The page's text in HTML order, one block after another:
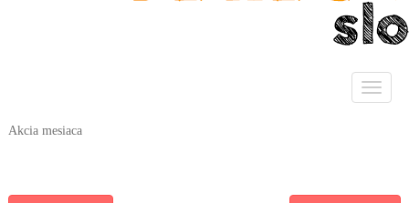
Akcia mesiaca